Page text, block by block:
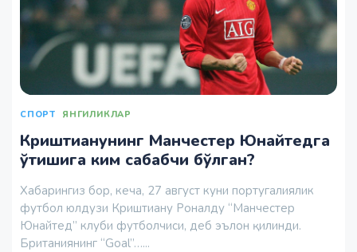
СПОРТ ЯНГИЛИКЛАР
Криштианунинг Манчестер Юнайтедга
ўтишига ким сабабчи бўлган?
Хабарингиз бор, кеча, 27 август куни португалиялик
футбол юлдузи Криштиану Роналду “Манчестер
Юнайтед” клуби футболчиси, деб эълон қилинди.
Британиянинг “Goal”…...